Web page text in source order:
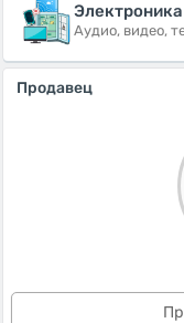
Электроника
Аудио, видео,
Продавец